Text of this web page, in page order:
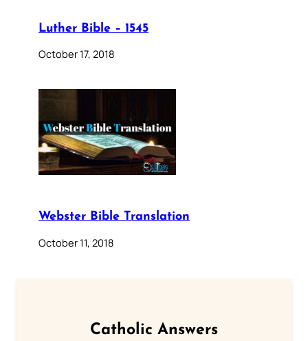
Luther Bible – 1545
October 17, 2018
Webster Bible Translation
October 11, 2018
Catholic Answers